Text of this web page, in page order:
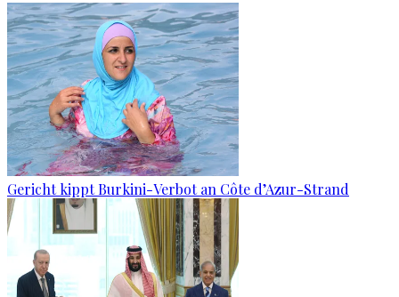
Gericht kippt Burkini-Verbot an Côte d’Azur-Strand